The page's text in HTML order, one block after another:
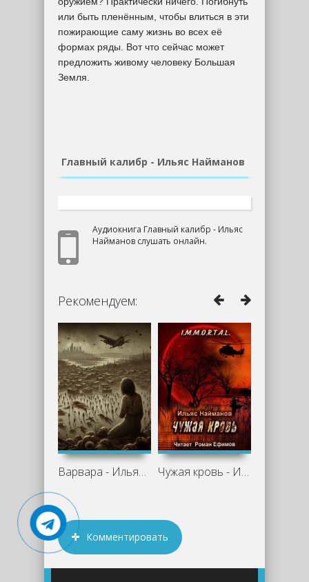
или быть пленённым, чтобы влиться в эти
пожирающие саму жизнь во всех её
формах ряды. Вот что сейчас может
предложить живому человеку Большая
Земля.
Главный калибр - Ильяс Найманов
Аудиокнига Главный калибр - Ильяс
Найманов слушать онлайн.
Рекомендуем:
Варвара - Ильяс Найманов Чужая кровь - Ильяс Найманов
Комментировать